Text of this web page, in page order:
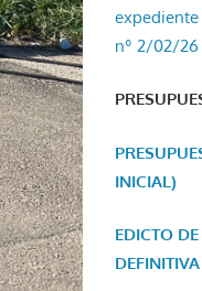
nº 2/02/26
INICIAL)
EDICTO
DEFINITIVA